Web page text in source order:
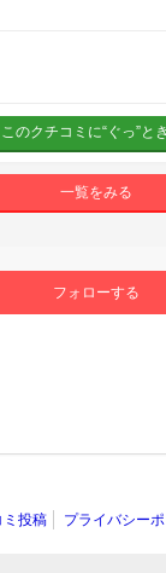
このクチコミに“ぐっ”と
一覧をみる
フォローする
ミ投稿 プライバシー